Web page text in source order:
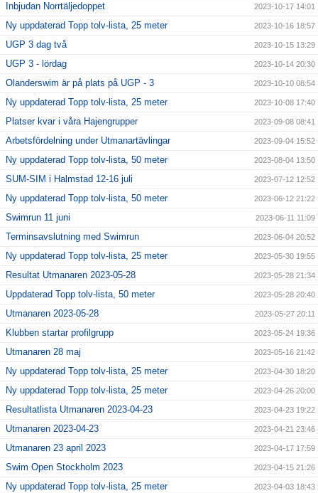
Inbjudan Norrtäljedoppet 2023-10-17 14:01
Ny uppdaterad Topp tolv-lista, 25 meter 2023-10-16 18:57
UGP 3 dag två 2023-10-15 13:29
UGP 3 - lördag 2023-10-14 20:30
Olanderswim är på plats på UGP - 3 2023-10-10 08:54
Ny uppdaterad Topp tolv-lista, 25 meter 2023-10-08 17:40
Platser kvar i våra Hajengrupper 2023-09-08 08:41
Arbetsfördelning under Utmanartävlingar 2023-09-04 15:52
Ny uppdaterad Topp tolv-lista, 50 meter 2023-08-04 13:50
SUM-SIM i Halmstad 12-16 juli 2023-07-12 12:52
Ny uppdaterad Topp tolv-lista, 50 meter 2023-06-12 21:22
Swimrun 11 juni 2023-06-11 11:09
Terminsavslutning med Swimrun 2023-06-04 20:52
Ny uppdaterad Topp tolv-lista, 25 meter 2023-05-30 19:55
Resultat Utmanaren 2023-05-28 2023-05-28 21:34
Uppdaterad Topp tolv-lista, 50 meter 2023-05-28 20:40
Utmanaren 2023-05-28 2023-05-27 20:11
Klubben startar profilgrupp 2023-05-24 19:36
Utmanaren 28 maj 2023-05-16 21:42
Ny uppdaterad Topp tolv-lista, 25 meter 2023-04-30 18:20
Ny uppdaterad Topp tolv-lista, 25 meter 2023-04-26 20:00
Resultatlista Utmanaren 2023-04-23 2023-04-23 19:22
Utmanaren 2023-04-23 2023-04-21 23:46
Utmanaren 23 april 2023 2023-04-17 17:59
Swim Open Stockholm 2023 2023-04-15 21:26
Ny uppdaterad Topp tolv-lista, 25 meter 2023-04-03 18:43